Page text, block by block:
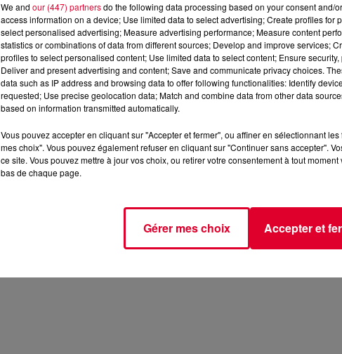
We and our (447) partnersdo the following data processing based on your consent and/
access information on a device; Use limited data to select advertising; Create profiles for
select personalised advertising; Measure advertising performance; Measure content
statistics or combinations of data from different sources; Develop and improve services;
profiles to select personalised content; Use limited data to select content; Ensure
Deliver and present advertising and content; Save and communicate privacy choices.
data such as IP address and browsing data to offer following functionalities: Identify
requested; Use precise geolocation data; Match and combine data from other data
based on information transmitted automatically.
Vous pouvez accepter en cliquant sur "Accepter et fermer", ou affiner en sélectionnant
mes choix". Vous pouvez également refuser en cliquant sur "Continuer sans accepter".
ce site. Vous pouvez mettre à jour vos choix, ou retirer votre consentement à tout
bas de chaque page.
Gérer mes choix Accepter et